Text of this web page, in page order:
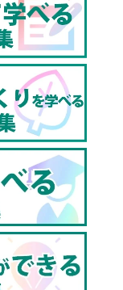
ら
科、地域生態シ
科学科)
物理工学科、知
用化学科、機